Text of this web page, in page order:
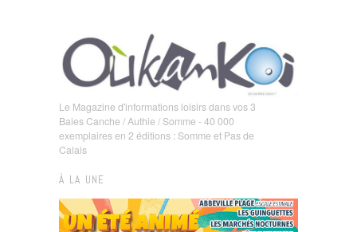
Le Magazine d'informations loisirs dans vos 3
Baies Canche / Authie / Somme - 40 000
exemplaires en 2 éditions : Somme et Pas de
Calais
À LA UNE